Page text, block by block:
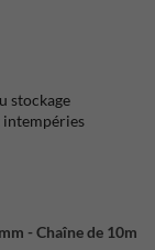
stockage
intempéries
- Chaîne de 10m